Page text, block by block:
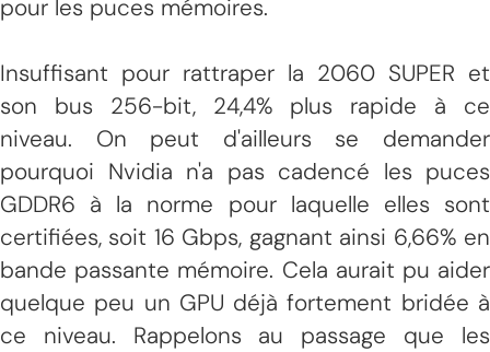
pour les puces mémoires.
Insuffisant pour rattraper la 2060 SUPER et
son bus 256-bit, 24,4% plus rapide à ce
niveau. On peut d'ailleurs se demander
pourquoi Nvidia n'a pas cadencé les puces
GDDR6 à la norme pour laquelle elles sont
certifiées, soit 16 Gbps, gagnant ainsi 6,66% en
bande passante mémoire. Cela aurait pu aider
quelque peu un GPU déjà fortement bridée à
ce niveau. Rappelons au passage que les